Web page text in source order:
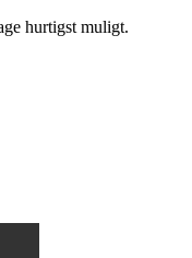
hurtigst muligt.